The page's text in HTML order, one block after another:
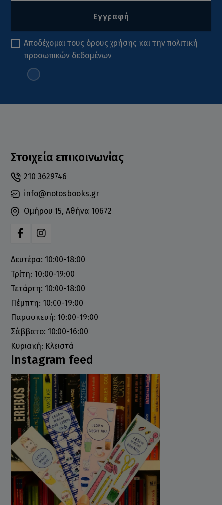
Εγγραφή
Αποδέχομαι τους όρους χρήσης και τηνπολιτική
προσωπικών δεδομένων
Στοιχεία επικοινωνίας
210 3629746
info@notosbooks.gr
Ομήρου 15, Αθήνα 10672
Δευτέρα: 10:00-18:00
Τρίτη: 10:00-19:00
Τετάρτη: 10:00-18:00
Πέμπτη: 10:00-19:00
Παρασκευή: 10:00-19:00
Σάββατο: 10:00-16:00
Κυριακή: Κλειστά
Instagram feed